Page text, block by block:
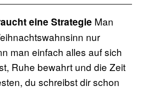
eine Strategie Man
nur
man einfach alles auf sich
Ruhe bewahrt und die Zeit
du schreibst dir schon